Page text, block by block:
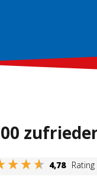
4,78 Rating